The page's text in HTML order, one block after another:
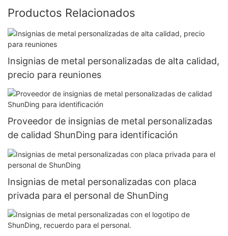
Productos Relacionados
Insignias de metal personalizadas de alta calidad,
precio para reuniones
Proveedor de insignias de metal personalizadas
de calidad ShunDing para identificación
Insignias de metal personalizadas con placa
privada para el personal de ShunDing